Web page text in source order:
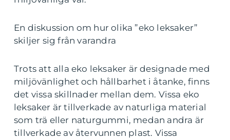
En diskussion om hur olika ”eko leksaker”
skiljer sig från varandra
Trots att alla eko leksaker är designade med
miljövänlighet och hållbarhet i åtanke, finns
det vissa skillnader mellan dem. Vissa eko
leksaker är tillverkade av naturliga material
som trä eller naturgummi, medan andra är
tillverkade av återvunnen plast. Vissa